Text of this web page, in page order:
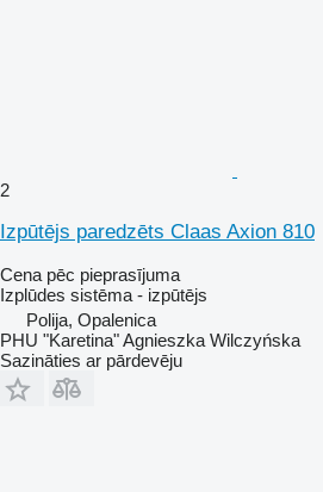
2
Izpūtējs paredzēts Claas Axion 810
Cena pēc pieprasījuma
Izplūdes sistēma - izpūtējs
Polija, Opalenica
PHU "Karetina" Agnieszka Wilczyńska
Sazināties ar pārdevēju